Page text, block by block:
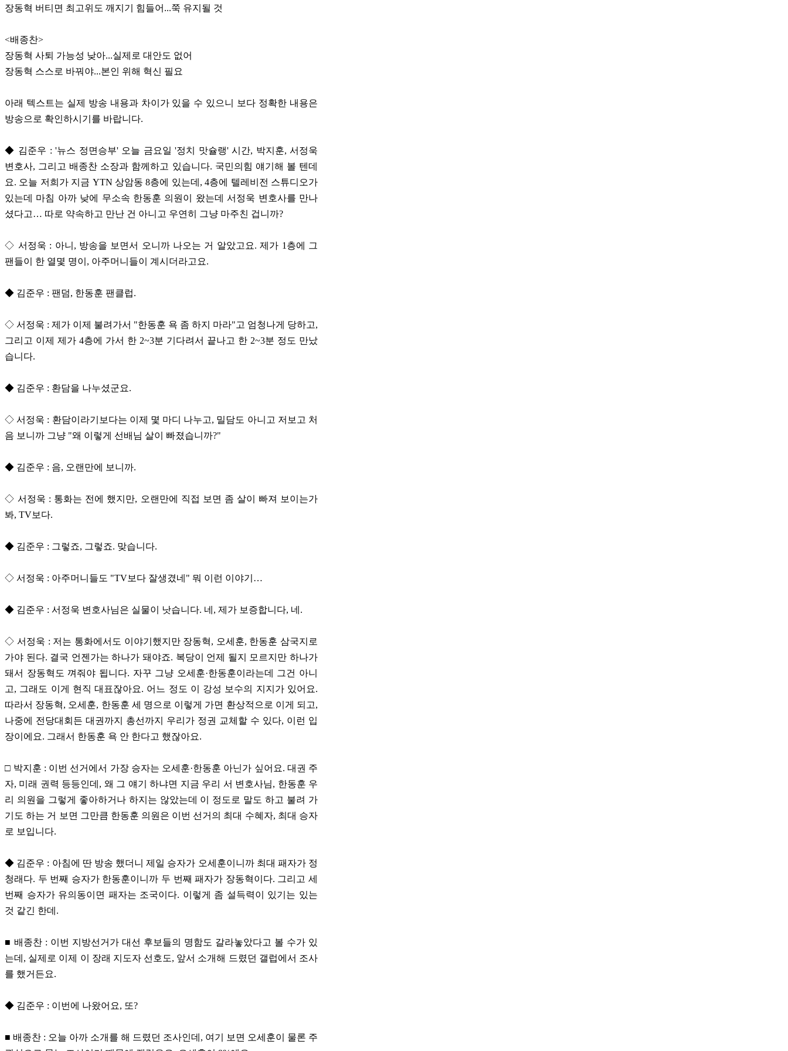
장동혁 버티면 최고위도 깨지기 힘들어...쭉 유지될 것
<배종찬>
장동혁 사퇴 가능성 낮아...실제로 대안도 없어
장동혁 스스로 바꿔야...본인 위해 혁신 필요
아래 텍스트는 실제 방송 내용과 차이가 있을 수 있으니 보다 정확한 내용은
방송으로 확인하시기를 바랍니다.
◆ 김준우 : '뉴스 정면승부' 오늘 금요일 '정치 맛슐랭' 시간, 박지훈, 서정욱
변호사, 그리고 배종찬 소장과 함께하고 있습니다. 국민의힘 얘기해 볼 텐데
요. 오늘 저희가 지금 YTN 상암동 8층에 있는데, 4층에 텔레비전 스튜디오가
있는데 마침 아까 낮에 무소속 한동훈 의원이 왔는데 서정욱 변호사를 만나
셨다고… 따로 약속하고 만난 건 아니고 우연히 그냥 마주친 겁니까?
◇ 서정욱 : 아니, 방송을 보면서 오니까 나오는 거 알았고요. 제가 1층에 그
팬들이 한 열몇 명이, 아주머니들이 계시더라고요.
◆ 김준우 : 팬덤, 한동훈 팬클럽.
◇ 서정욱 : 제가 이제 불려가서 "한동훈 욕 좀 하지 마라"고 엄청나게 당하고,
그리고 이제 제가 4층에 가서 한 2~3분 기다려서 끝나고 한 2~3분 정도 만났
습니다.
◆ 김준우 : 환담을 나누셨군요.
◇ 서정욱 : 환담이라기보다는 이제 몇 마디 나누고, 밀담도 아니고 저보고 처
음 보니까 그냥 "왜 이렇게 선배님 살이 빠졌습니까?"
◆ 김준우 : 음, 오랜만에 보니까.
◇ 서정욱 : 통화는 전에 했지만, 오랜만에 직접 보면 좀 살이 빠져 보이는가
봐, TV보다.
◆ 김준우 : 그렇죠, 그렇죠. 맞습니다.
◇ 서정욱 : 아주머니들도 "TV보다 잘생겼네" 뭐 이런 이야기…
◆ 김준우 : 서정욱 변호사님은 실물이 낫습니다. 네, 제가 보증합니다, 네.
◇ 서정욱 : 저는 통화에서도 이야기했지만 장동혁, 오세훈, 한동훈 삼국지로
가야 된다. 결국 언젠가는 하나가 돼야죠. 복당이 언제 될지 모르지만 하나가
돼서 장동혁도 껴줘야 됩니다. 자꾸 그냥 오세훈·한동훈이라는데 그건 아니
고, 그래도 이게 현직 대표잖아요. 어느 정도 이 강성 보수의 지지가 있어요.
따라서 장동혁, 오세훈, 한동훈 세 명으로 이렇게 가면 환상적으로 이게 되고,
나중에 전당대회든 대권까지 총선까지 우리가 정권 교체할 수 있다, 이런 입
장이에요. 그래서 한동훈 욕 안 한다고 했잖아요.
□ 박지훈 : 이번 선거에서 가장 승자는 오세훈·한동훈 아닌가 싶어요. 대권 주
자, 미래 권력 등등인데, 왜 그 얘기 하냐면 지금 우리 서 변호사님, 한동훈 우
리 의원을 그렇게 좋아하거나 하지는 않았는데 이 정도로 말도 하고 불려 가
기도 하는 거 보면 그만큼 한동훈 의원은 이번 선거의 최대 수혜자, 최대 승자
로 보입니다.
◆ 김준우 : 아침에 딴 방송 했더니 제일 승자가 오세훈이니까 최대 패자가 정
청래다. 두 번째 승자가 한동훈이니까 두 번째 패자가 장동혁이다. 그리고 세
번째 승자가 유의동이면 패자는 조국이다. 이렇게 좀 설득력이 있기는 있는
것 같긴 한데.
■ 배종찬 : 이번 지방선거가 대선 후보들의 명함도 갈라놓았다고 볼 수가 있
는데, 실제로 이제 이 장래 지도자 선호도, 앞서 소개해 드렸던 갤럽에서 조사
를 했거든요.
◆ 김준우 : 이번에 나왔어요, 또?
■ 배종찬 : 오늘 아까 소개를 해 드렸던 조사인데, 여기 보면 오세훈이 물론 주